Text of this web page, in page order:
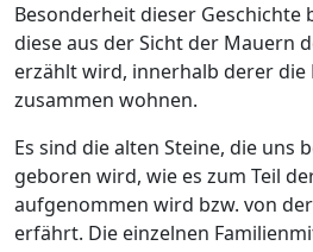
Besonderheit dieser Geschichte
diese aus der Sicht der Mauern
erzählt wird, innerhalb derer
zusammen wohnen.
Es sind die alten Steine, die uns
geboren wird, wie es zum Teil
aufgenommen wird bzw. von
erfährt. Die einzelnen